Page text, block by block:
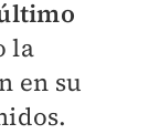
la
en su